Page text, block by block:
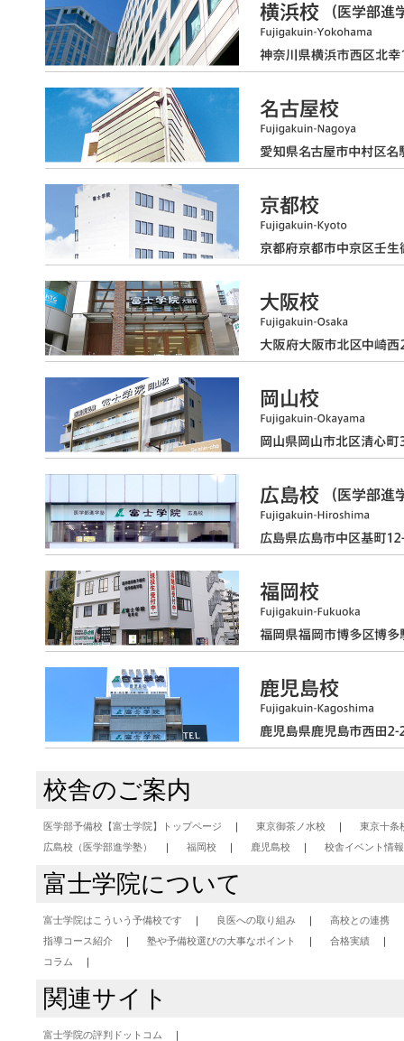
校舎のご案内
医学部予備校【富士学院】トップページ 東京御茶ノ水校
東京十条
広島校（医学部進学塾）
福岡校 鹿児島校 校舎イベント情報
富士学院について
富士学院はこういう予備校です 良医への取り組み
高校との連携
指導コース紹介
塾や予備校選びの大事なポイント
合格実績
コラム
関連サイト
富士学院の評判ドットコム